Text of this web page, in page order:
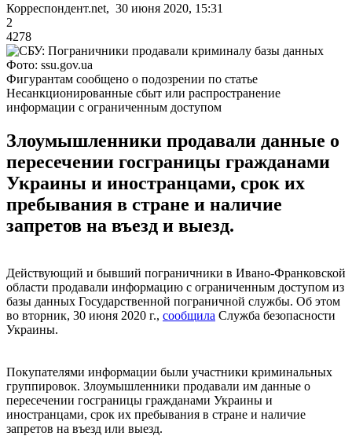
Корреспондент.net, 30 июня 2020, 15:31
2
4278
Фото: ssu.gov.ua
Фигурантам сообщено о подозрении по статье
Несанкционированные сбыт или распространение
информации с ограниченным доступом
Злоумышленники продавали данные о
пересечении госграницы гражданами
Украины и иностранцами, срок их
пребывания в стране и наличие
запретов на въезд и выезд.
Действующий и бывший пограничники в Ивано-Франковской
области продавали информацию с ограниченным доступом из
базы данных Государственной пограничной службы. Об этом
во вторник, 30 июня 2020 г., сообщила Служба безопасности
Украины.
Покупателями информации были участники криминальных
группировок. Злоумышленники продавали им данные о
пересечении госграницы гражданами Украины и
иностранцами, срок их пребывания в стране и наличие
запретов на въезд или выезд.